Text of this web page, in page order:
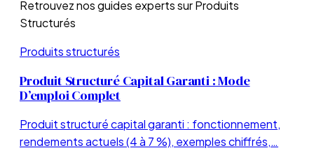
Retrouvez nos guides experts surProduits
Structurés
Produits structurés
Produit Structuré Capital Garanti : Mode
D’emploi Complet
Produit structuré capital garanti : fonctionnement,
rendements actuels (4 à 7 %), exemples chiffrés,…